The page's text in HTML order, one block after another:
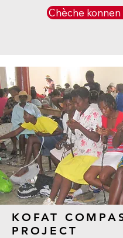
Chèche konnen
KOFAT
PROJECT